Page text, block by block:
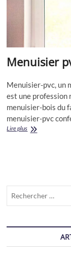
Menuisier
Menuisier-pvc, un
est une
menuisier-bois du
menuisier-pvc
Lire plusMenuisier